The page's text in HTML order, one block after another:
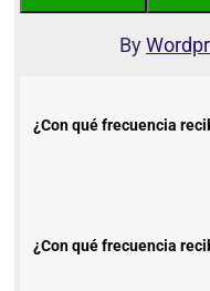
By
¿Con qué frecuencia
¿Con qué frecuencia